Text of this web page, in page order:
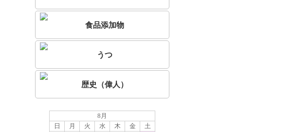
食品添加物
うつ
歴史（偉人）
8月
日
月 火 水 木 金
土